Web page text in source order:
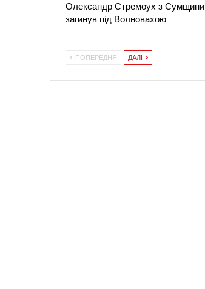
Олександр Стремоух з Сумщини
загинув під Волновахою
ПОПЕРЕДНЯ ДАЛІ